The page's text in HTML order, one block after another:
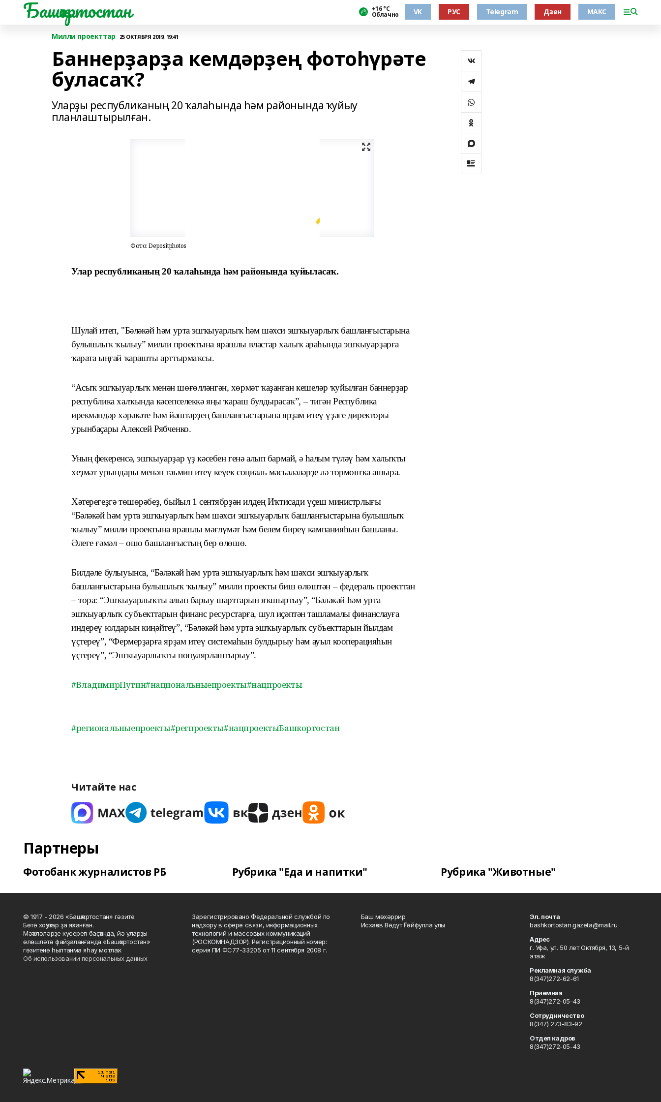
Башҡортостан +16 °С
Облачно VK РУС Telegram Дзен МАКС
Милли проекттар 25 ОКТЯБРЯ 2019, 19:41
Баннерҙарҙа кемдәрҙең фотоһүрәте
буласаҡ?
Уларҙы республиканың 20 ҡалаһында һәм районында ҡуйыу
планлаштырылған.
Фото: Depositphotos
Улар республиканың 20 ҡалаһында һәм районында ҡуйыласаҡ.
Шулай итеп, "Бәләкәй һәм урта эшҡыуарлыҡ һәм шәхси эшҡыуарлыҡ башланғыстарына
булышлыҡ ҡылыу” милли проектына ярашлы властар халыҡ араһында эшҡыуарҙарға
ҡарата ыңғай ҡарашты арттырмаҡсы.
“Асыҡ эшҡыуарлыҡ менән шөғөлләнгән​, хөрмәт ҡаҙанған кешеләр ҡуйылған баннерҙар
республика халҡында кәсепселеккә яңы ҡараш булдырасаҡ”, – тигән Республика
ирекмәндәр хәрәкәте һәм йәштәрҙең башланғыстарына ярҙам итеү үҙәге директоры
урынбаҫары Алексей Рябченко.
Уның фекеренсә, эшҡыуарҙар үҙ кәсебен генә алып бармай, ә һалым түләү һәм халыҡты
хеҙмәт урындары менән тәьмин итеү кеүек социаль мәсьәләләрҙе лә тормошҡа ашыра.
Хәтерегеҙгә төшөрәбеҙ, быйыл 1 сентябрҙән илдең Иҡтисади үҫеш министрлығы
“Бәләкәйһәм уртаэшҡыуарлыҡ һәм шәхси эшҡыуарлыҡ башланғыстарына булышлыҡ
ҡылыу”милли проектына ярашлы мәғлүмәт һәм белем биреү кампанияһын башланы.
Әлеге ғәмәл – ошо башланғыстың бер өлөшө.
Билдәле булыуынса, “Бәләкәй һәм урта эшҡыуарлыҡ һәм шәхси эшҡыуарлыҡ
башланғыстарына булышлыҡ ҡылыу” милли проекты биш өлөштән – федераль проекттан
– тора: “Эшҡыуарлыҡты алып барыу шарттарын яҡшыртыу”, “Бәләкәй һәм урта
эшҡыуарлыҡ субъекттарын финанс ресурстарға, шул иҫәптән ташламалы финанслауға
индереү юлдарын киңәйтеү”, “Бәләкәй һәм урта эшҡыуарлыҡ субъекттарын йылдам
үҫтереү”, “Фермерҙарға ярҙам итеү системаһын булдырыу һәм ауыл кооперацияһын
үҫтереү”, “Эшҡыуарлыҡты популярлаштырыу”.
#ВладимирПутин#национальныепроекты#нацпроекты
#региональныепроекты#регпроекты#нацпроектыБашкортостан
Читайте нас
Партнеры
Фотобанк журналистов РБ Рубрика "Еда и напитки" Рубрика "Животные"
© 1917 - 2026 «Башҡортостан» гәзите.
Бөтә хоҡуҡтар ҙа яҡланған.
Мәҡәләләрҙе күсереп баҫҡанда, йә уларҙы
өлөшләтә файҙаланғанда «Башҡортостан»
гәзитенә һылтанма яһау мотлаҡ.
Об использовании персональных данных
Зарегистрировано Федеральной службой по
надзору в сфере связи, информационных
технологий и массовых коммуникаций
(РОСКОМНАДЗОР). Регистрационный номер:
серия ПИ ФС77-33205 от 11 сентября 2008 г.
Баш мөхәррир
Исхаҡов Вәдүт Ғәйфулла улы
Эл. почта
bashkortostan.gazeta@mail.ru
Адрес
г. Уфа, ул. 50 лет Октября, 13, 5-й
этаж
Рекламная служба
8(347)272-62-61
Приемная
8(347)272-05-43
Сотрудничество
8(347) 273-83-92
Отдел кадров
8(347)272-05-43